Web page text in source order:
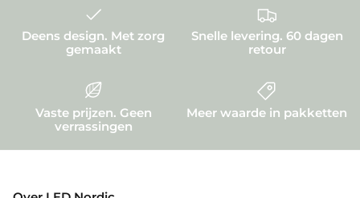
Deens design. Met zorg
gemaakt
Snelle levering. 60 dagen
retour
Vaste prijzen. Geen
verrassingen
Meer waarde in pakketten